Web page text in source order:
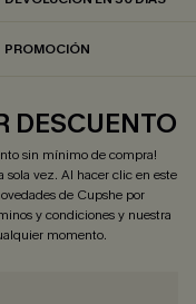
PROMOCIÓN
DESCUENTO
sin mínimo de compra!
vez. Al hacer clic en este
de Cupshe por
y condicionesy nuestra
momento.